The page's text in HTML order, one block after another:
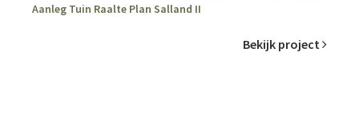
Aanleg Tuin Raalte Plan Salland II
Bekijk project